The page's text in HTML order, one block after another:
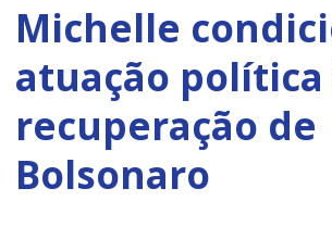
Michelle
atuação política
recuperação de
Bolsonaro